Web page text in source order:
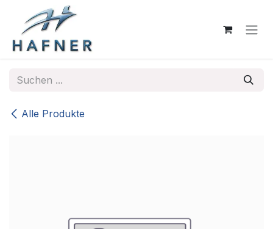
Zum Inhalt springen
Alle Produkte